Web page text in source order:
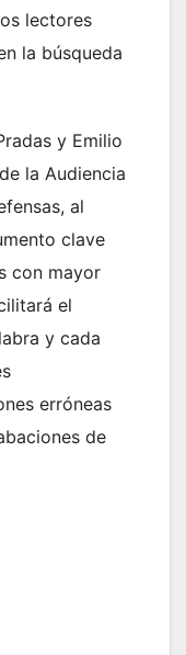
lectores
la búsqueda
y Emilio
la Audiencia
al
clave
con mayor
el
y cada
erróneas
de